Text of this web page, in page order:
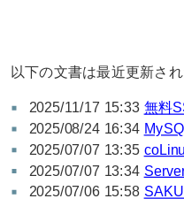
以下の文書は最近更新され
2025/11/17 15:33 無料
2025/08/24 16:34
2025/07/07 13:35
2025/07/07 13:34
2025/07/06 15:58